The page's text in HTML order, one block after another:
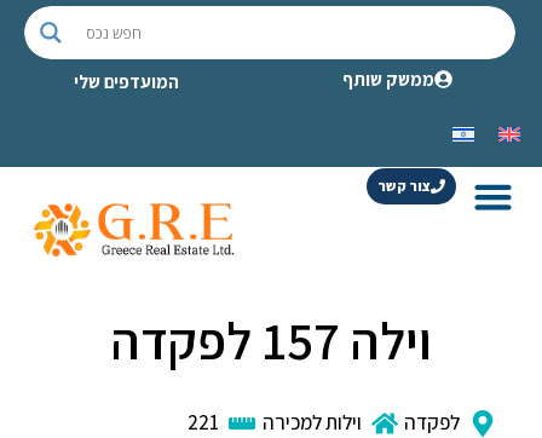
ממשק שותף המועדפים שלי
צור קשר
וילה 157 לפקדה
לפקדה וילות למכירה 221